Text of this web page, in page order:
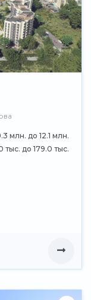
млн. до 12.1 млн.
тыс. до 179.0 тыс.